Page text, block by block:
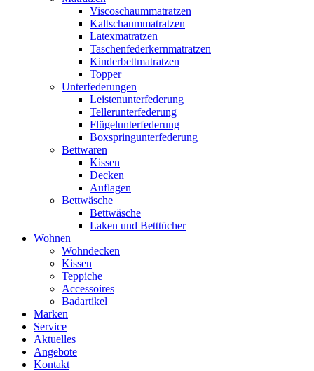
Viscoschaummatratzen
Kaltschaummatratzen
Latexmatratzen
Taschenfederkernmatratzen
Kinderbettmatratzen
Topper
Unterfederungen
Leistenunterfederung
Tellerunterfederung
Flügelunterfederung
Boxspringunterfederung
Bettwaren
Kissen
Decken
Auflagen
Bettwäsche
Bettwäsche
Laken und Betttücher
Wohnen
Wohndecken
Kissen
Teppiche
Accessoires
Badartikel
Marken
Service
Aktuelles
Angebote
Kontakt